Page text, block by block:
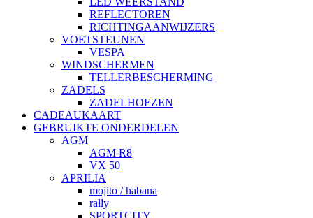
REFLECTOREN
RICHTINGAANWIJZERS
VOETSTEUNEN
VESPA
WINDSCHERMEN
TELLERBESCHERMING
ZADELS
ZADELHOEZEN
CADEAUKAART
GEBRUIKTE ONDERDELEN
AGM
AGM R8
VX 50
APRILIA
mojito / habana
rally